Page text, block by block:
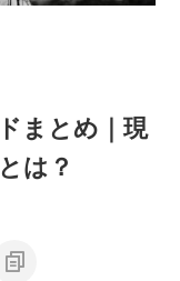
まとめ｜現
は？